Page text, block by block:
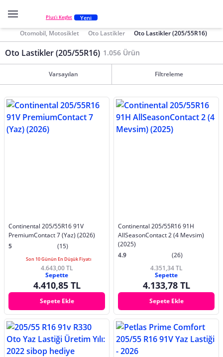
Plus'ı Keşfet Yeni
Otomobil, Motosiklet Oto Lastikler Oto Lastikler (205/55R16)
Oto Lastikler (205/55R16) 1.056 Ürün
Varsayılan Filtreleme
Continental 205/55R16 91V
PremiumContact 7 (Yaz) (2026)
5
(15)
Son 10 Günün En Düşük Fiyatı
4.643,00 TL
Sepette
4.410,85 TL
Sepete Ekle
Continental 205/55R16 91H
AllSeasonContact 2 (4 Mevsim)
(2025)
4.9
(26)
4.351,34 TL
Sepette
4.133,78 TL
Sepete Ekle